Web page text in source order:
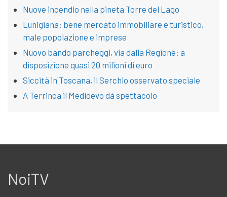
Nuove incendio nella pineta Torre del Lago
Lunigiana: bene mercato immobiliare e turistico,
male popolazione e imprese
Nuovo bando parcheggi, via dalla Regione: a
disposizione quasi 20 milioni di euro
Siccità in Toscana, il Serchio osservato speciale
A Terrinca il Medioevo dà spettacolo
NoiTV